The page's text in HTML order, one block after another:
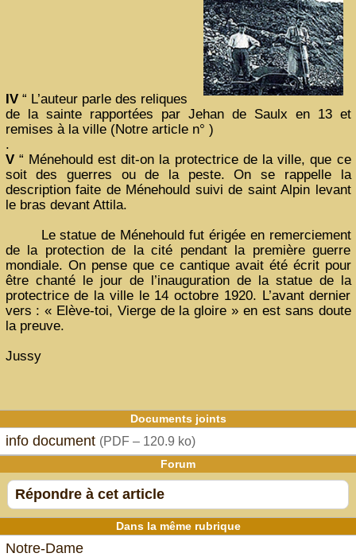
IV“ L’auteur parle des reliques
de la sainte rapportées par Jehan de Saulx en 13 et
remises à la ville (Notre article n° )
.
V“ Ménehould est dit-on la protectrice de la ville, que ce
soit des guerres ou de la peste. On se rappelle la
description faite de Ménehould suivi de saint Alpin levant
le bras devant Attila.
Le statue de Ménehould fut érigée en remerciement
de la protection de la cité pendant la première guerre
mondiale. On pense que ce cantique avait été écrit pour
être chanté le jour de l’inauguration de la statue de la
protectrice de la ville le 14 octobre 1920. L’avant dernier
vers : « Elève-toi, Vierge de la gloire » en est sans doute
la preuve.
Jussy
Documents joints
info document (PDF – 120.9 ko)
Forum
Répondre à cet article
Dans la même rubrique
Notre-Dame